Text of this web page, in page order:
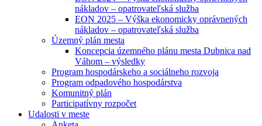
nákladov – opatrovateľská služba
EON 2025 – Výška ekonomicky oprávnených
nákladov – opatrovateľská služba
Územný plán mesta
Koncepcia územného plánu mesta Dubnica nad
Váhom – výsledky
Program hospodárskeho a sociálneho rozvoja
Program odpadového hospodárstva
Komunitný plán
Participatívny rozpočet
Udalosti v meste